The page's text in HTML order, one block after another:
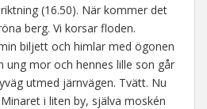
(16.50). När kommer det
berg. Vi korsar floden.
biljett och himlar med ögonen
ung mor och hennes lille son går
utmed järnvägen. Tvätt. Nu
i liten by, själva moskén